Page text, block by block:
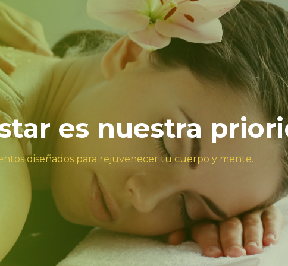
es nuestra
diseñados para rejuvenecer tu cuerpo y mente.